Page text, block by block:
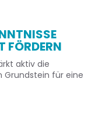
FÖRDERN
aktiv die
Grundstein für eine